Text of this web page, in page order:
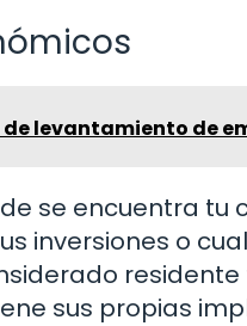
levantamiento de
se encuentra tu
inversiones o
sus propias